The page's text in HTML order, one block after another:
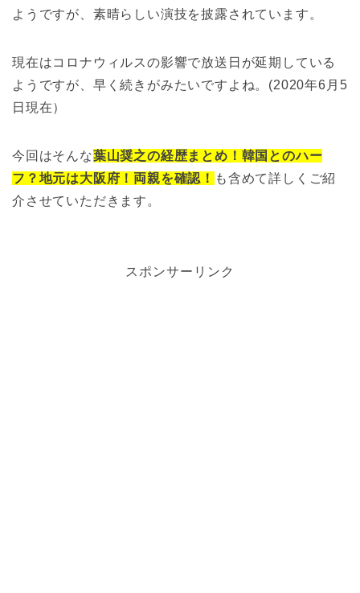
ようですが、素晴らしい演技を披露されています。
現在はコロナウィルスの影響で放送日が延期している
ようですが、早く続きがみたいですよね。(2020年6月5
日現在）
今回はそんな葉山奨之の経歴まとめ！韓国とのハー
フ？地元は大阪府！両親を確認！ も含めて詳しくご紹
介させていただきます。
スポンサーリンク